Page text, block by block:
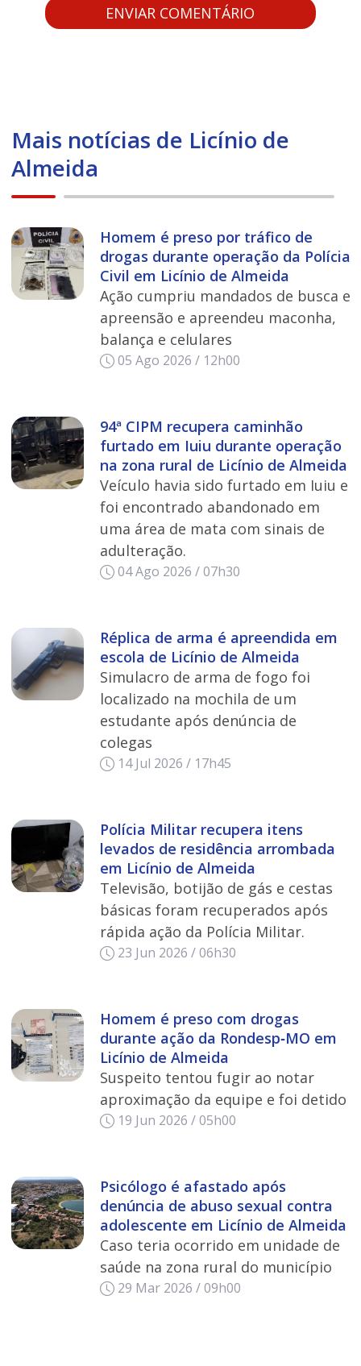
Mais notícias de Licínio de
Almeida
Homem é preso por tráfico de
drogas durante operação da Polícia
Civil em Licínio de Almeida
Ação cumpriu mandados de busca e
apreensão e apreendeu maconha,
balança e celulares
05 Ago 2026 / 12h00
94ª CIPM recupera caminhão
furtado em Iuiu durante operação
na zona rural de Licínio de Almeida
Veículo havia sido furtado em Iuiu e
foi encontrado abandonado em
uma área de mata com sinais de
adulteração.
04 Ago 2026 / 07h30
Réplica de arma é apreendida em
escola de Licínio de Almeida
Simulacro de arma de fogo foi
localizado na mochila de um
estudante após denúncia de
colegas
14 Jul 2026 / 17h45
Polícia Militar recupera itens
levados de residência arrombada
em Licínio de Almeida
Televisão, botijão de gás e cestas
básicas foram recuperados após
rápida ação da Polícia Militar.
23 Jun 2026 / 06h30
Homem é preso com drogas
durante ação da Rondesp‑MO em
Licínio de Almeida
Suspeito tentou fugir ao notar
aproximação da equipe e foi detido
19 Jun 2026 / 05h00
Psicólogo é afastado após
denúncia de abuso sexual contra
adolescente em Licínio de Almeida
Caso teria ocorrido em unidade de
saúde na zona rural do município
29 Mar 2026 / 09h00